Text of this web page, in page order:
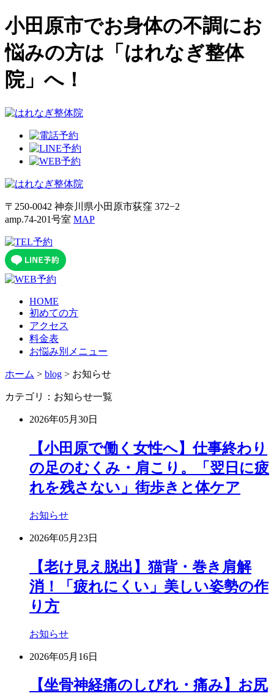
小田原市でお身体の不調にお
悩みの方は「はれなぎ整体
院」へ！
〒250-0042 神奈川県小田原市荻窪 372−2
amp.74-201号室 MAP
HOME
初めての方
アクセス
料金表
お悩み別メニュー
ホーム > blog > お知らせ
カテゴリ：お知らせ一覧
2026年05月30日
【小田原で働く女性へ】仕事終わり
の足のむくみ・肩こり。「翌日に疲
れを残さない」街歩きと体ケア
お知らせ
2026年05月23日
【老け見え脱出】猫背・巻き肩解
消！「疲れにくい」美しい姿勢の作
り方
お知らせ
2026年05月16日
【坐骨神経痛のしびれ・痛み】お尻